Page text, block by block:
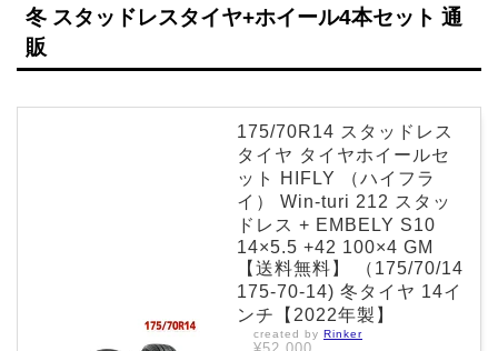
冬 スタッドレスタイヤ+ホイール4本セット 通
販
175/70R14 スタッドレス
タイヤ タイヤホイールセ
ット HIFLY （ハイフラ
イ） Win-turi 212 スタッ
ドレス + EMBELY S10
14×5.5 +42 100×4 GM
【送料無料】 （175/70/14
175-70-14) 冬タイヤ 14イ
ンチ【2022年製】
created by Rinker